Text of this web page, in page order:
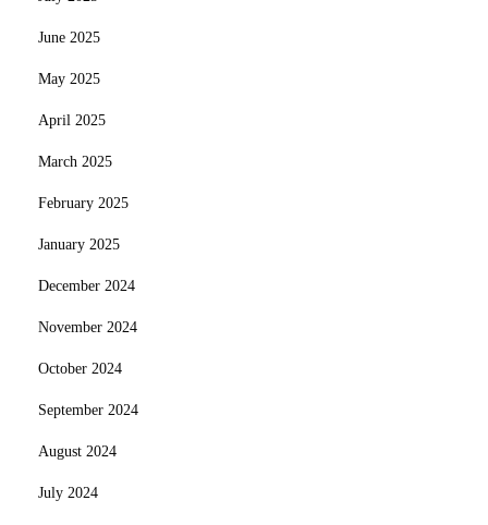
June 2025
May 2025
April 2025
March 2025
February 2025
January 2025
December 2024
November 2024
October 2024
September 2024
August 2024
July 2024